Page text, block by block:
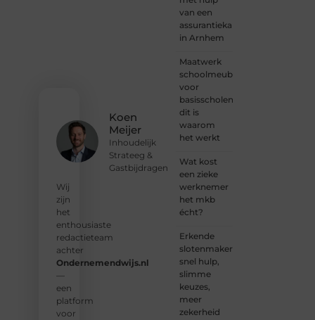
Koen
Meijer
Inhoudelijk
Strateeg &
Gastbijdragen
Wij
zijn
het
enthousiaste
redactieteam
achter
Ondernemendwijs.nl
—
een
platform
voor
van een
assurantiekantoor
in Arnhem
Maatwerk
schoolmeubilair
voor
basisscholen:
dit is
waarom
het werkt
Wat kost
een zieke
werknemer
het mkb
écht?
Erkende
slotenmakers:
snel hulp,
slimme
keuzes,
meer
zekerheid